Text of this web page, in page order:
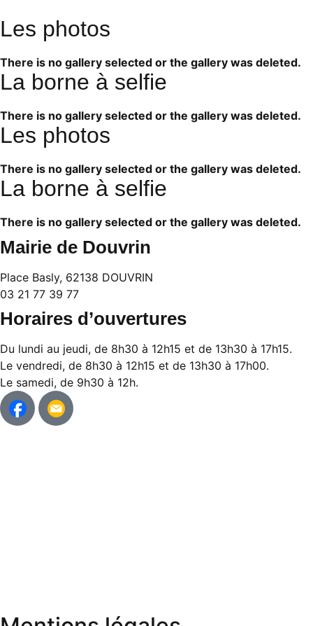
Les photos
There is no gallery selected or the gallery was deleted.
La borne à selfie
There is no gallery selected or the gallery was deleted.
Les photos
There is no gallery selected or the gallery was deleted.
La borne à selfie
There is no gallery selected or the gallery was deleted.
Mairie de Douvrin
Place Basly, 62138 DOUVRIN
03 21 77 39 77
Horaires d’ouvertures
Du lundi au jeudi, de 8h30 à 12h15 et de 13h30 à 17h15.
Le vendredi, de 8h30 à 12h15 et de 13h30 à 17h00.
Le samedi, de 9h30 à 12h.